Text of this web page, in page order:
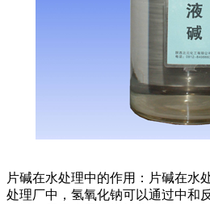
片碱在水处理中的作用：片碱在水
处理厂中，氢氧化钠可以通过中和